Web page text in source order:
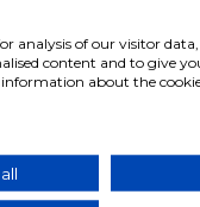
vous exprimez votre
Vous pouvez annuler votre
conditions générales et la
analysis of our visitor
content and to give
about the